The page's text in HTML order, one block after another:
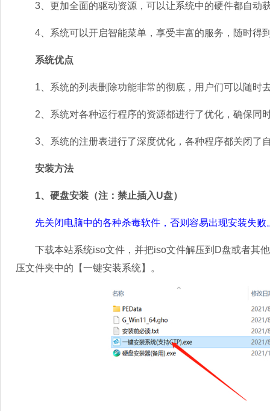
3、更加全面的驱动资源，可以让系统中的硬件都自动
4、系统可以开启智能菜单，享受丰富的服务，随时得
系统优点
1、系统的列表删除功能非常的彻底，用户们可以随时
2、系统对各种运行程序的资源都进行了优化，确保同
3、系统的注册表进行了深度优化，各种程序都关闭了
安装方法
1、硬盘安装（注：禁止插入U盘）
先关闭电脑中的各种杀毒软件，否则容易出现安装失败
下载本站系统iso文件，并把iso文件解压到D盘或者其他
压文件夹中的【一键安装系统】。